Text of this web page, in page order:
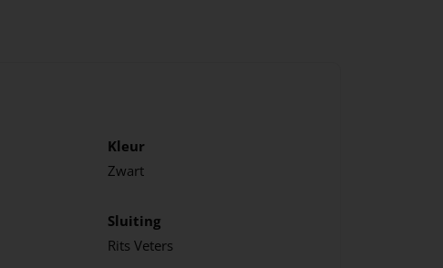
Kleur
Zwart
Sluiting
Rits Veters